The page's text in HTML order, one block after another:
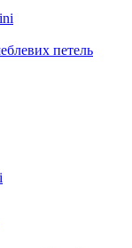
петель